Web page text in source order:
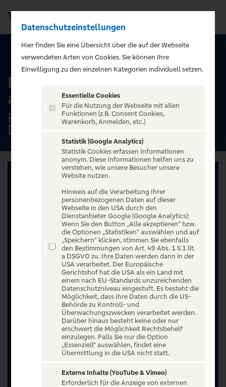
ALLE TERMINE
Burak Çebi - Eine Hommage
an Ludovico Einaudi
Robert-Schumann-Saal,
Düsseldorf
Datenschutzeinstellungen
Hier finden Sie eine Übersicht über die auf der Webseite
verwendeten Arten von Cookies. Sie können Ihre
Einwilligung zu den einzelnen Kategorien individuell setzen.
Essentielle Cookies
Für die Nutzung der Webseite mit allen
Funktionen (z.B. Consent Cookies,
Warenkorb, Anmelden, etc.)
Statistik (Google Analytics)
Statistik Cookies erfassen Informationen
anonym. Diese Informationen helfen uns zu
verstehen, wie unsere Besucher unsere
Website nutzen.
Hinweis auf die Verarbeitung Ihrer
personenbezogenen Daten auf dieser
Webseite in den USA durch den
Dienstanbieter Google (Google Analytics):
Wenn Sie den Button „Alle akzeptieren“ bzw.
die Optionen „Statistiken“ auswählen und auf
„Speichern“ klicken, stimmen Sie ebenfalls
den Bestimmungen von Art. 49 Abs. 1 S.1 lit.
a DSGVO zu. Ihre Daten werden dann in der
USA verarbeitet. Der Europäische
Gerichtshof hat die USA als ein Land mit
einem nach EU-Standards unzureichenden
Datenschutzniveau eingestuft. Es besteht die
Möglichkeit, dass Ihre Daten durch die US-
Behörde zu Kontroll- und
Überwachungszwecken verarbeitet werden.
Darüber hinaus besteht keine oder nur
erschwert die Möglichkeit Rechtsbehelf
einzulegen. Falls Sie nur die Option
„Essenziell“ auswählen, findet eine
Übermittlung in die USA nicht statt.
Externe Inhalte (YouTube & Vimeo)
Erforderlich für die Anzeige von externen